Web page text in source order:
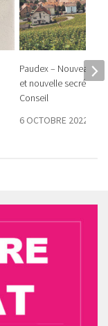
Paudex – Nouveau
et nouvelle secrétaire
Conseil
6 OCTOBRE 2022